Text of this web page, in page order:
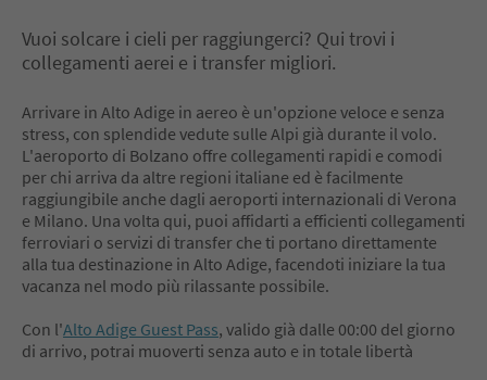
Vuoi solcare i cieli per raggiungerci? Qui trovi i
collegamenti aerei e i transfer migliori.
Arrivare in Alto Adige in aereo è un'opzione veloce e senza
stress, con splendide vedute sulle Alpi già durante il volo.
L'aeroporto di Bolzano offre collegamenti rapidi e comodi
per chi arriva da altre regioni italiane ed è facilmente
raggiungibile anche dagli aeroporti internazionali di Verona
e Milano. Una volta qui, puoi affidarti a efficienti collegamenti
ferroviari o servizi di transfer che ti portano direttamente
alla tua destinazione in Alto Adige, facendoti iniziare la tua
vacanza nel modo più rilassante possibile.
Con l'Alto Adige Guest Pass, valido già dalle 00:00 del giorno
di arrivo, potrai muoverti senza auto e in totale libertà